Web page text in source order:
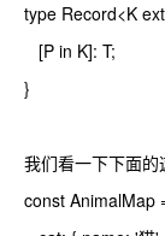
type Record<K
[P in K]: T;
}
我们看一下下面
const AnimalMap